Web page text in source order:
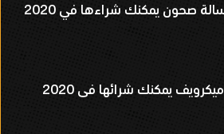
صحون يمكنك شراءها في 2020